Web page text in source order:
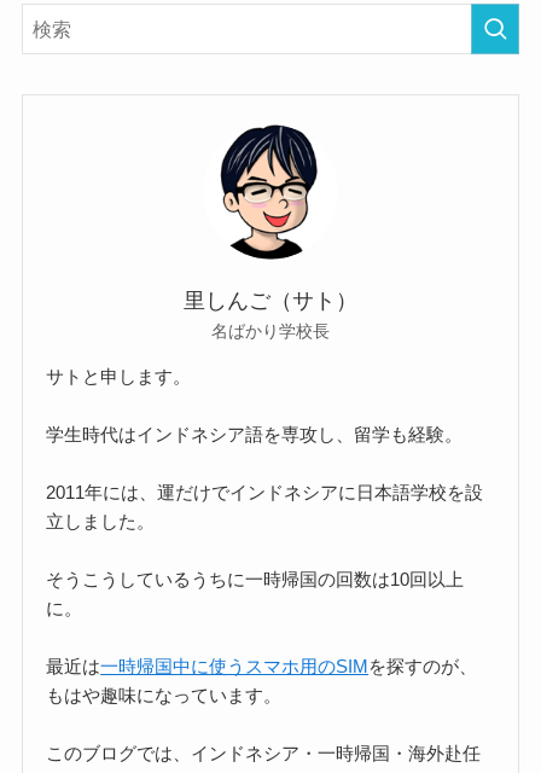
里しんご（サト）
名ばかり学校長
サトと申します。
学生時代はインドネシア語を専攻し、留学も経験。
2011年には、運だけでインドネシアに日本語学校を設
立しました。
そうこうしているうちに一時帰国の回数は10回以上
に。
最近は一時帰国中に使うスマホ用のSIMを探すのが、
もはや趣味になっています。
このブログでは、インドネシア・一時帰国・海外赴任